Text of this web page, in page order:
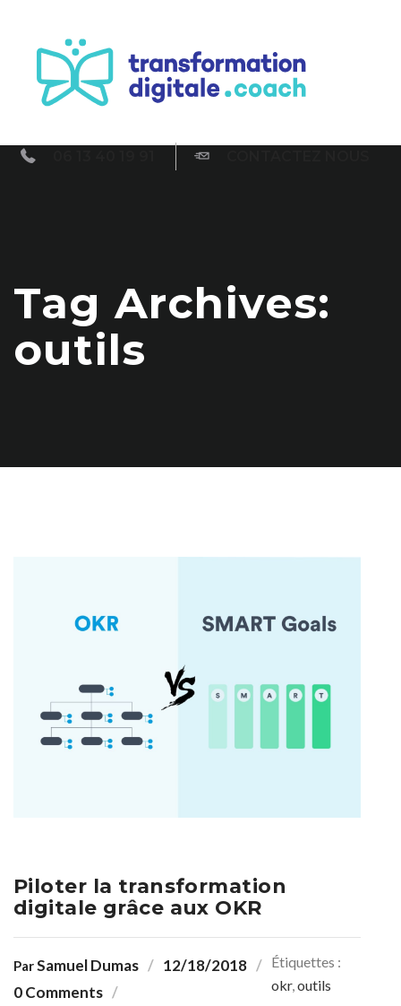
Tag Archives:
outils
Piloter la transformation
digitale grâce aux OKR
ParSamuel Dumas
12/18/2018
0 Comments
Étiquettes :
okr,outils